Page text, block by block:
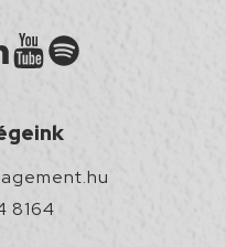
8164